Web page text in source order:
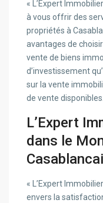
« L’Expert
à vous offrir des
propriétés à
avantages de
vente de biens
d’investissement
sur la vente
de vente disponibles.
L’Expert
dans le
« L’Expert
envers la